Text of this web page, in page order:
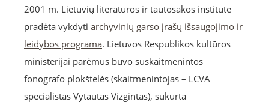
2001 m. Lietuvių literatūros ir tautosakos institute
pradėta vykdyti archyvinių garso įrašų išsaugojimo ir
leidybos programa. Lietuvos Respublikos kultūros
ministerijai parėmus buvo suskaitmenintos
fonografo plokštelės (skaitmenintojas – LCVA
specialistas Vytautas Vizgintas), sukurta